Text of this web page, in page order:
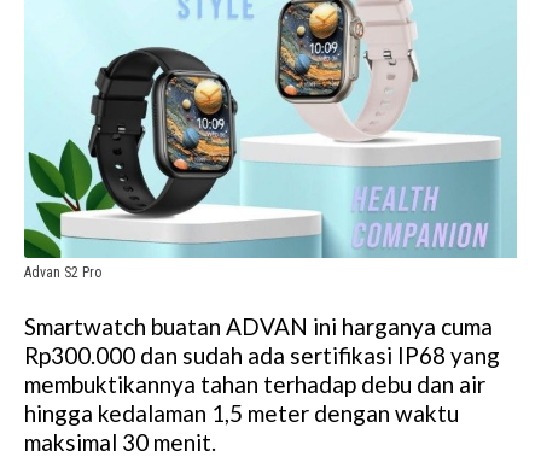
Advan S2 Pro
Smartwatch buatan ADVAN ini harganya cuma
Rp300.000 dan sudah ada sertifikasi IP68 yang
membuktikannya tahan terhadap debu dan air
hingga kedalaman 1,5 meter dengan waktu
maksimal 30 menit.